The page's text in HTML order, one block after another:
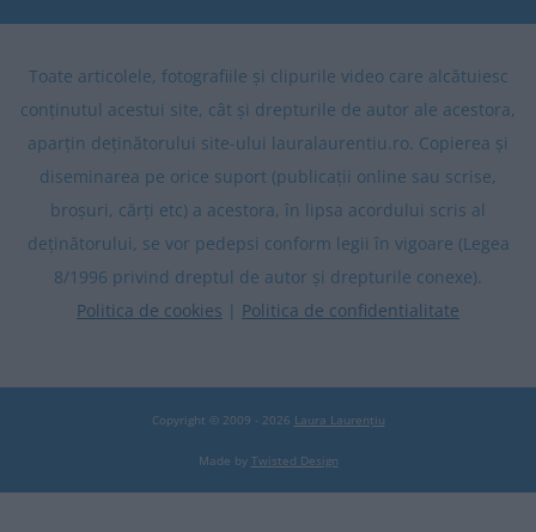
Toate articolele, fotografiile și clipurile video care alcătuiesc
conținutul acestui site, cât și drepturile de autor ale acestora,
aparțin deținătorului site-ului lauralaurentiu.ro. Copierea și
diseminarea pe orice suport (publicații online sau scrise,
broșuri, cărți etc) a acestora, în lipsa acordului scris al
deținătorului, se vor pedepsi conform legii în vigoare (Legea
8/1996 privind dreptul de autor și drepturile conexe).
Politica de cookies | Politica de confidentialitate
Copyright © 2009 - 2026 Laura Laurențiu
Made by Twisted Design